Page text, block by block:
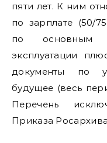
пяти лет. К ним
по зарплате (50/
по основным
эксплуатации
документы по
будущее (весь
Перечень
Приказа